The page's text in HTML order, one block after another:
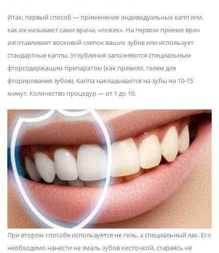
Итак, первый способ — применение индивидуальных капп или,
как их называют сами врачи, «ложек». На первом приеме врач
изготавливает восковой слепок ваших зубов или использует
стандартные каппы. Углубления заполняются специальным
фторсодержащим препаратом (как правило, гелем для
фторирования зубов). Каппа накладывается на зубы на 10-15
минут. Количество процедур — от 1 до 10.
При втором способе используется не гель, а специальный лак. Его
необходимо нанести на эмаль зубов кисточкой, стараясь не